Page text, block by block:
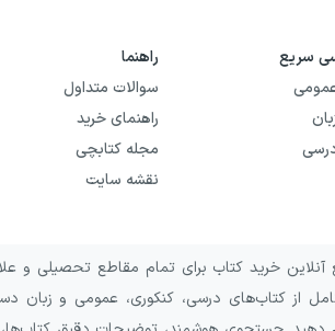
سریع
راهنما
سوالات متداول
راهنمای خرید
مجله کتابچی
نقشه سایت
آنلاین خرید کتاب برای تمام مقاطع تحصیلی و
از کتاب‌های درسی، کنکوری، عمومی و زبان